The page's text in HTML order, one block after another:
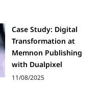
Case Study: Digital
Transformation at
Memnon Publishing
with Dualpixel
11/08/2025